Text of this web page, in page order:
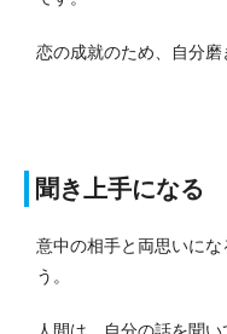
恋の成就のため、自分磨
聞き上手になる
意中の相手と両思いに
う。